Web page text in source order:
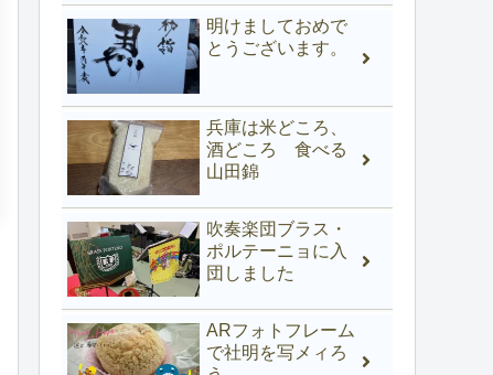
明けましておめで
とうございます。
兵庫は米どころ、
酒どころ 食べる
山田錦
吹奏楽団ブラス・
ポルテーニョに入
団しました
ARフォトフレーム
で社明を写メィろ